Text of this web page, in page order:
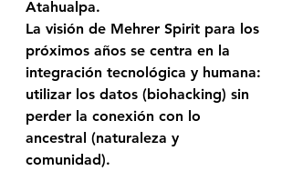
Atahualpa.
La visión de Mehrer Spirit para los
próximos años se centra en la
integración tecnológica y humana:
utilizar los datos (biohacking) sin
perder la conexión con lo
ancestral (naturaleza y
comunidad).